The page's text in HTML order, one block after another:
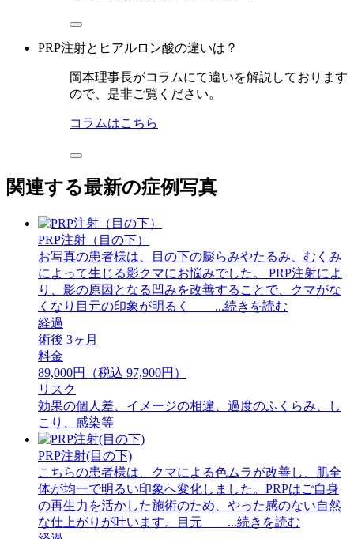
PRP注射とヒアルロン酸の違いは？
岡本理事長がコラムにて違いを解説しております
ので、是非ご覧ください。
コラムはこちら
関連する最新の症例写真
PRP注射（目の下）
お写真の患者様は、目の下の膨らみやたるみ、むくみ
によって生じる影クマにお悩みでした。 PRP注射によ
り、影の原因となる凹みを改善することで、クマがな
くなり目元の印象が明るく ...続きを読む
経過
術後 3ヶ月
料金
89,000円（税込 97,900円）
リスク
効果の個人差、イメージの相違、過度のふくらみ、し
こり、感染等
PRP注射(目の下)
こちらの患者様は、クマによる色ムラが改善し、肌全
体が均一で明るい印象へ変化しました。PRPはご自身
の再生力を活かした施術のため、やった感のない自然
な仕上がりが叶います。目元 ...続きを読む